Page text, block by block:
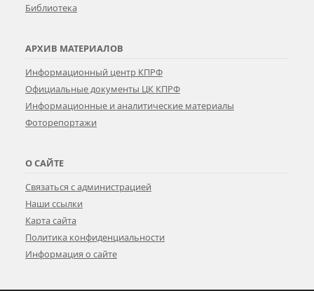
Библиотека
АРХИВ МАТЕРИАЛОВ
Информационный центр КПРФ
Официальные документы ЦК КПРФ
Информационные и аналитические материалы
Фоторепортажи
О САЙТЕ
Связаться с администрацией
Наши ссылки
Карта сайта
Политика конфиденциальности
Информация о сайте